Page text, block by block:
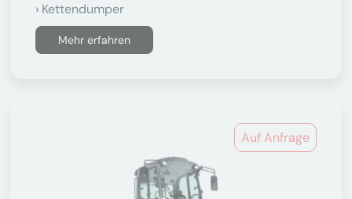
Kettendumper
Mehr erfahren
Auf Anfrage